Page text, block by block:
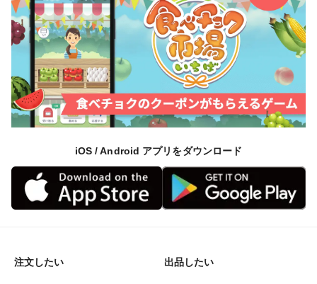
iOS / Android アプリをダウンロード
注文したい 出品したい